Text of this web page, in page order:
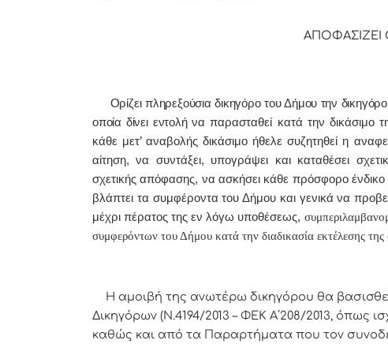
Ορίζει πληρεξούσια δικηγόρο του Δήμου την
οποία δίνει εντολήνα παρασταθεί κατά την δικάσιμο
κάθε μετ’ αναβολής δικάσιμο ήθελε συζητηθεί η
αίτηση, να συντάξει, υπογράψει και καταθέσει
σχετικής απόφασης, να ασκήσει κάθε πρόσφορο
βλάπτει τα συμφέροντα του Δήμου και γενικά να
μέχρι πέρατος της εν λόγω υποθέσεως,
συμφερόντων του Δήμου κατά την διαδικασία εκτέλεσης της
Η αμοιβή της ανωτέρω δικηγόρου θα
Δικηγόρων (Ν.4194/2013 – ΦΕΚ Α΄208/2013, όπως
καθώς και από τα Παραρτήματα που τον